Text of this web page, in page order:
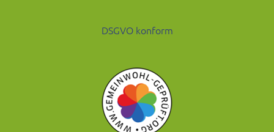
DSGVO konform